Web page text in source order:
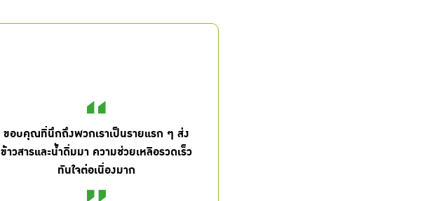
ขอบคุณที่นึกถึงพวกเราเป็นรายแรก ๆ ส่ง
ข้าวสารและน้ำดื่มมา ความช่วยเหลือรวดเร็ว
ทันใจต่อเนื่องมาก